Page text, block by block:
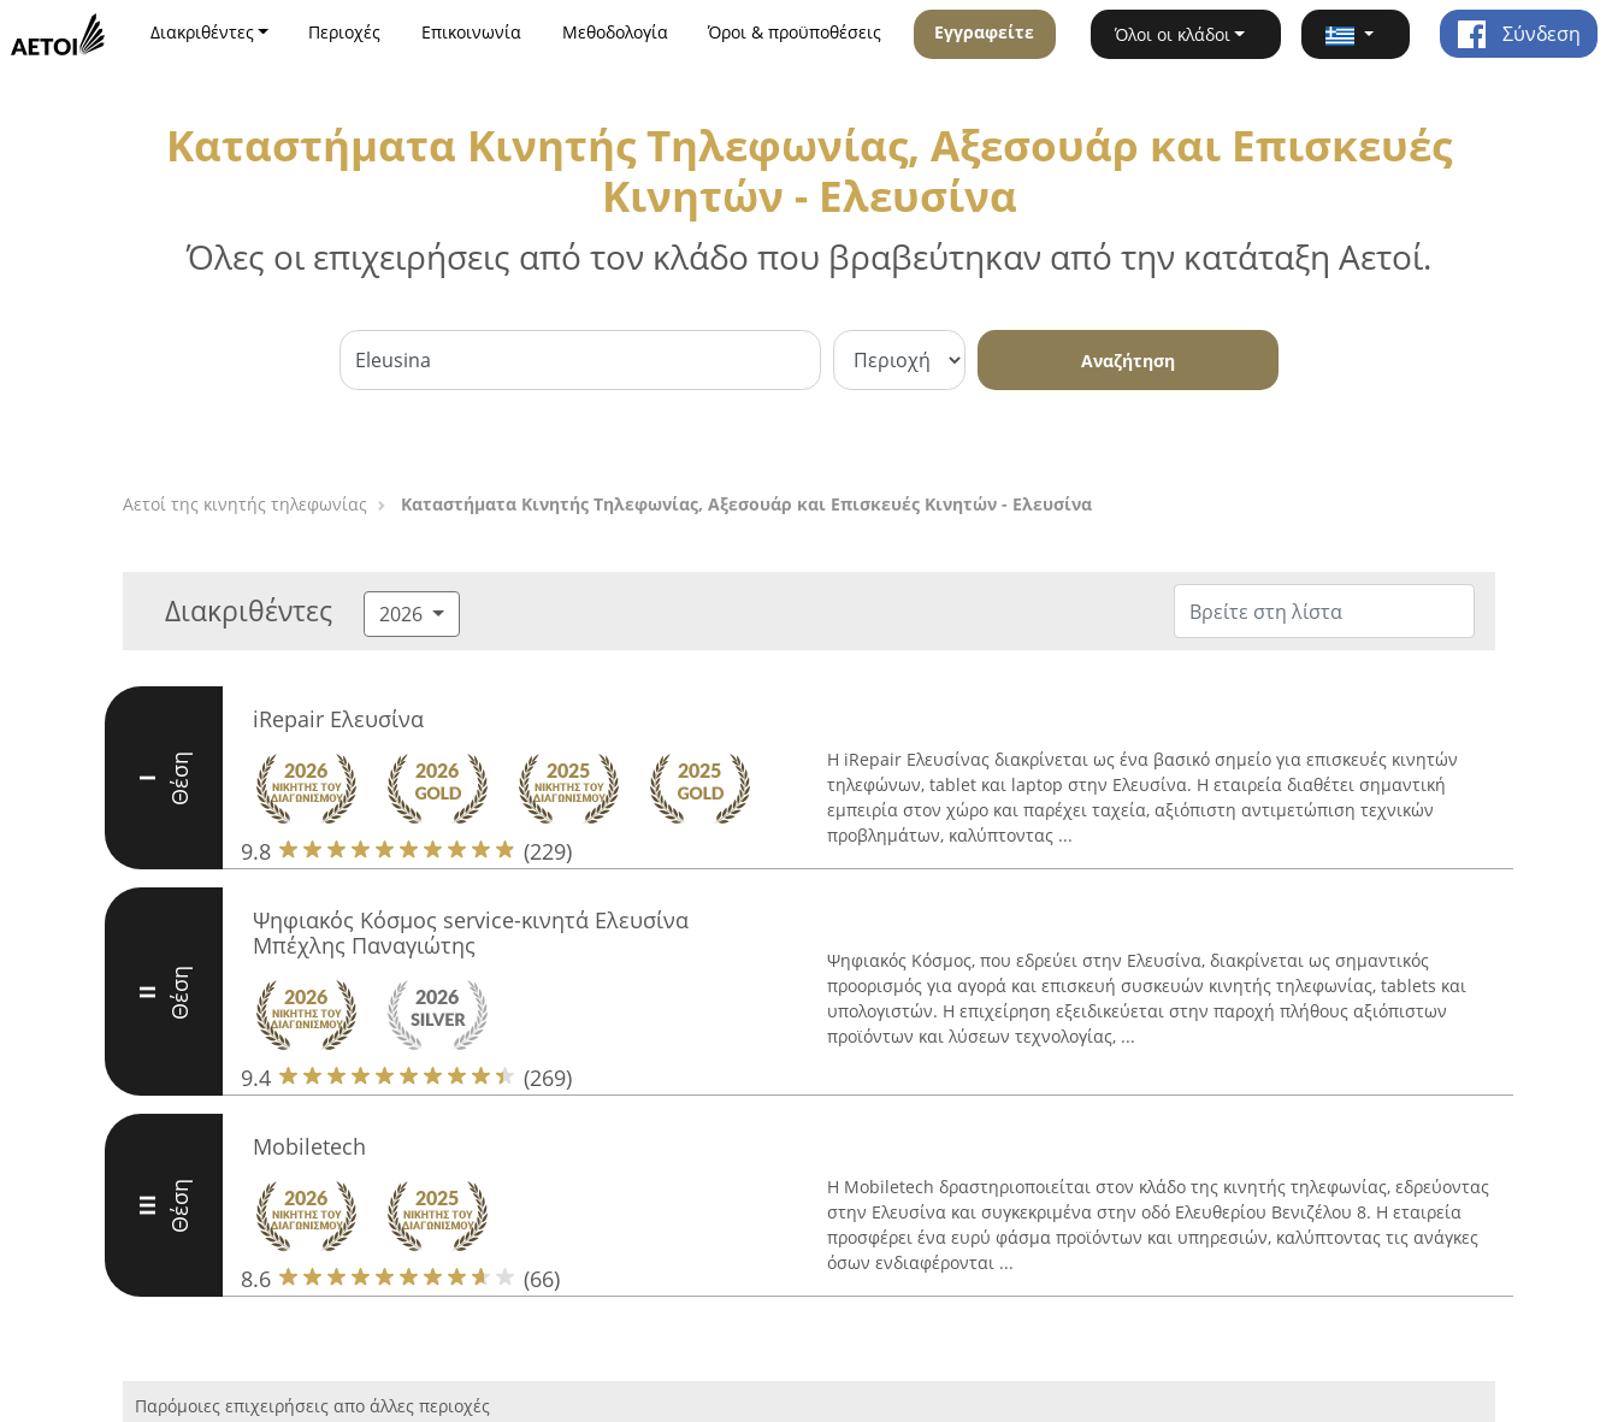
Διακριθέντες Περιοχές Επικοινωνία Μεθοδολογία Όροι & προϋποθέσεις Εγγραφείτε Όλοι οι κλάδοι Σύνδεση
Καταστήματα Κινητής Τηλεφωνίας, Αξεσουάρ και Επισκευές
Κινητών - Ελευσίνα
Όλες οι επιχειρήσεις από τον κλάδο που βραβεύτηκαν από την κατάταξη Αετοί.
Αναζήτηση
Αετοί της κινητής τηλεφωνίας Καταστήματα Κινητής Τηλεφωνίας, Αξεσουάρ και Επισκευές Κινητών - Ελευσίνα
Διακριθέντες 2026
I Θέση
iRepair Ελευσίνα
9.8 (229)
Η iRepair Ελευσίνας διακρίνεται ως ένα βασικό σημείο για επισκευές κινητών
τηλεφώνων, tablet και laptop στην Ελευσίνα. Η εταιρεία διαθέτει σημαντική
εμπειρία στον χώρο και παρέχει ταχεία, αξιόπιστη αντιμετώπιση τεχνικών
προβλημάτων, καλύπτοντας ...
II Θέση
Ψηφιακός Κόσμος service-κινητά Ελευσίνα
Μπέχλης Παναγιώτης
9.4 (269)
Ψηφιακός Κόσμος, που εδρεύει στην Ελευσίνα, διακρίνεται ως σημαντικός
προορισμός για αγορά και επισκευή συσκευών κινητής τηλεφωνίας, tablets και
υπολογιστών. Η επιχείρηση εξειδικεύεται στην παροχή πλήθους αξιόπιστων
προϊόντων και λύσεων τεχνολογίας, ...
III Θέση
Mobiletech
8.6 (66)
Η Mobiletech δραστηριοποιείται στον κλάδο της κινητής τηλεφωνίας, εδρεύοντας
στην Ελευσίνα και συγκεκριμένα στην οδό Ελευθερίου Βενιζέλου 8. Η εταιρεία
προσφέρει ένα ευρύ φάσμα προϊόντων και υπηρεσιών, καλύπτοντας τις ανάγκες
όσων ενδιαφέρονται ...
Παρόμοιες επιχειρήσεις απο άλλες περιοχές